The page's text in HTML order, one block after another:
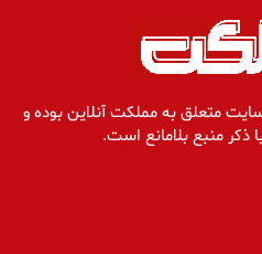
متعلق به مملکت آنلاین بوده و
ذکر منبع بلامانع است.